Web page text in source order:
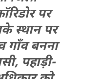
पर
स्थान पर
गाँव बनना
पहाड़ी-